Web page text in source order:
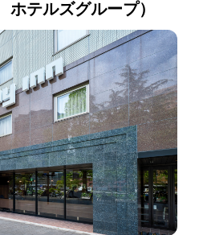
テルズグループ）